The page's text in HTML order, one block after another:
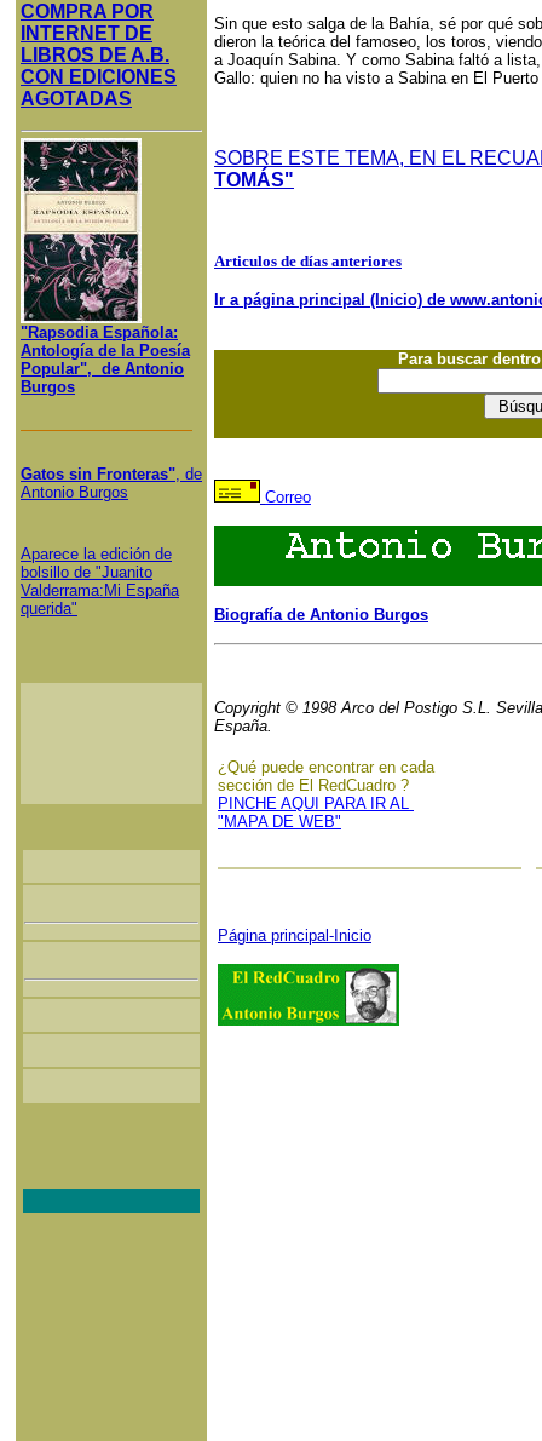
COMPRA POR
INTERNET DE
LIBROS DE A.B.
CON EDICIONES
AGOTADAS
"Rapsodia Española:
Antología de la Poesía
Popular", de Antonio
Burgos
Gatos sin Fronteras", de
Antonio Burgos
Aparece la edición de
bolsillo de "Juanito
Valderrama:Mi España
querida"
Sin que esto salga de la Bahía, sé por qué
dieron la teórica del famoseo, los toros,
a Joaquín Sabina. Y como Sabina faltó a
Gallo: quien no ha visto a Sabina en El
SOBRE ESTE TEMA, EN EL
TOMÁS"
Articulos de días anteriores
Ir a página principal (Inicio) de
Para buscar
Correo
Biografía de Antonio Burgos
Copyright © 1998 Arco del Postigo S.L.
España.
¿Qué puede encontrar en cada
sección de El RedCuadro ?
PINCHE AQUI PARA IR AL
"MAPA DE WEB"
Página principal-Inicio